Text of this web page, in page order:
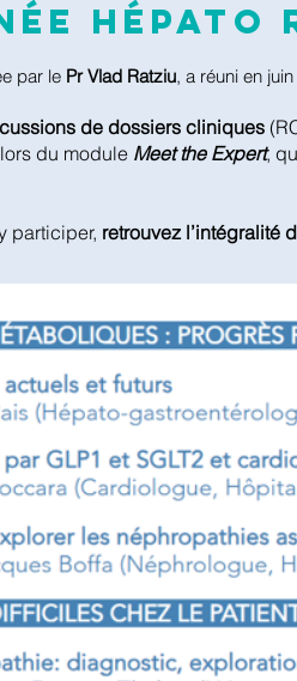
par le Pr Vlad Ratziu, a réuni en
de dossiers cliniques
du module Meet the Expert,
participer, retrouvez l’intégralité
Hépato